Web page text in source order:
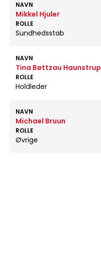
NAVN
Mikkel Hjuler
ROLLE
Sundhedsstab
NAVN
Tina Bøttzau Haunstrup
ROLLE
Holdleder
NAVN
Michael Bruun
ROLLE
Øvrige